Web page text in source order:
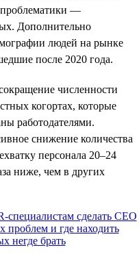
проблематики —
Дополнительно
людей на рынке
после 2020 года.
численности
когортах, которые
работодателями.
снижение количества
персонала 20–24
ниже, чем в других